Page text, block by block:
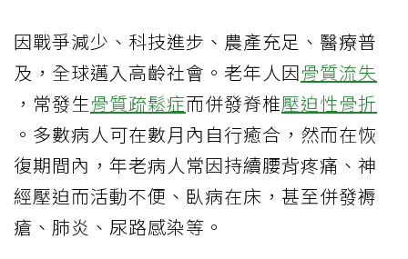
因戰爭減少、科技進步、農產充足、醫療普
及，全球邁入高齡社會。老年人因骨質流失
，常發生骨質疏鬆症而併發脊椎壓迫性骨折
。多數病人可在數月內自行癒合，然而在恢
復期間內，年老病人常因持續腰背疼痛、神
經壓迫而活動不便、臥病在床，甚至併發褥
瘡、肺炎、尿路感染等。